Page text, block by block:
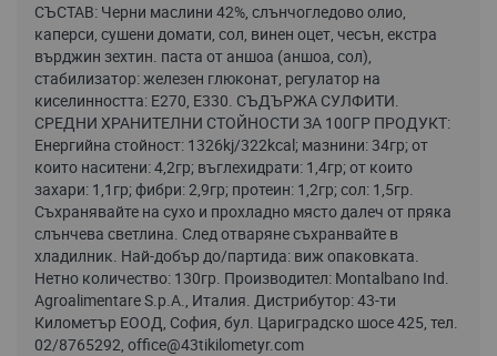
СЪСТАВ: Черни маслини 42%, слънчогледово олио,
каперси, сушени домати, сол, винен оцет, чесън, екстра
върджин зехтин. паста от аншоа (аншоа, сол),
стабилизатор: железен глюконат, регулатор на
киселинността: E270, E330. СЪДЪРЖА СУЛФИТИ.
СРЕДНИ ХРАНИТЕЛНИ СТОЙНОСТИ ЗА 100ГР ПРОДУКТ:
Енергийна стойност: 1326kj/322kcal; мазнини: 34гр; от
които наситени: 4,2гр; въглехидрати: 1,4гр; от които
захари: 1,1гр; фибри: 2,9гр; протеин: 1,2гр; сол: 1,5гр.
Съхранявайте на сухо и прохладно място далеч от пряка
слънчева светлина. След отваряне съхранвайте в
хладилник. Най-добър до/партида: виж опаковката.
Нетно количество: 130гр. Производител: Montalbano Ind.
Agroalimentare S.p.A., Италия. Дистрибутор: 43-ти
Километър ЕООД, София, бул. Цариградско шосе 425, тел.
02/8765292, office@43tikilometyr.com